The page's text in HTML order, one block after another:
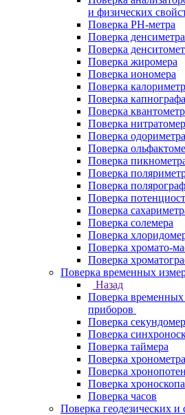
и физических
Поверка PH-метра
Поверка денсиметра
Поверка
Поверка жиромера
Поверка иономера
Поверка
Поверка капнографа
Поверка
Поверка
Поверка одориметра
Поверка
Поверка
Поверка
Поверка
Поверка
Поверка
Поверка солемера
Поверка
Поверка хромато-
Поверка
Поверка временных
Назад
Поверка
приборов
Поверка
Поверка
Поверка таймера
Поверка хронометра
Поверка
Поверка хроноскопа
Поверка часов
Поверка геодезических